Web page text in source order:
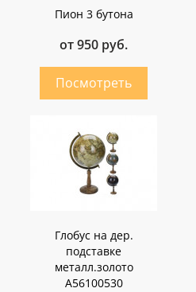
Пион 3 бутона
от 950 руб.
Глобус на дер.
подставке
металл.золото
A56100530